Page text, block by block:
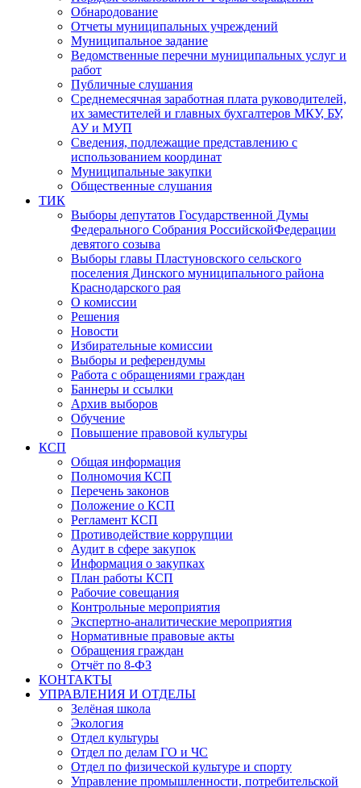
Обнародование
Отчеты муниципальных учреждений
Муниципальное задание
Ведомственные перечни муниципальных услуг и
работ
Публичные слушания
Среднемесячная заработная плата руководителей,
их заместителей и главных бухгалтеров МКУ, БУ,
АУ и МУП
Сведения, подлежащие представлению с
использованием координат
Муниципальные закупки
Общественные слушания
ТИК
Выборы депутатов Государственной Думы
Федерального Собрания РоссийскойФедерации
девятого созыва
Выборы главы Пластуновского сельского
поселения Динского муниципального района
Краснодарского рая
О комиссии
Решения
Новости
Избирательные комиссии
Выборы и референдумы
Работа с обращениями граждан
Баннеры и ссылки
Архив выборов
Обучение
Повышение правовой культуры
КСП
Общая информация
Полномочия КСП
Перечень законов
Положение о КСП
Регламент КСП
Противодействие коррупции
Аудит в сфере закупок
Информация о закупках
План работы КСП
Рабочие совещания
Контрольные мероприятия
Экспертно-аналитические мероприятия
Нормативные правовые акты
Обращения граждан
Отчёт по 8-ФЗ
КОНТАКТЫ
УПРАВЛЕНИЯ И ОТДЕЛЫ
Зелёная школа
Экология
Отдел культуры
Отдел по делам ГО и ЧС
Отдел по физической культуре и спорту
Управление промышленности, потребительской